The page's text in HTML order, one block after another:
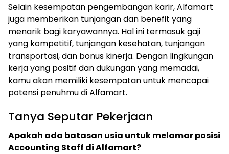
Selain kesempatan pengembangan karir, Alfamart
juga memberikan tunjangan dan benefit yang
menarik bagi karyawannya. Hal ini termasuk gaji
yang kompetitif, tunjangan kesehatan, tunjangan
transportasi, dan bonus kinerja. Dengan lingkungan
kerja yang positif dan dukungan yang memadai,
kamu akan memiliki kesempatan untuk mencapai
potensi penuhmu di Alfamart.
Tanya Seputar Pekerjaan
Apakah ada batasan usia untuk melamar posisi
Accounting Staff di Alfamart?